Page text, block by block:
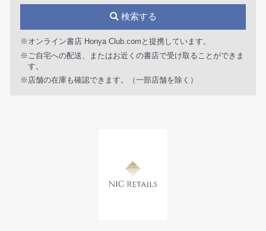
検索する
※オンライン書店 Honya Club.comと提携しています。
※ご自宅への配送、またはお近くの書店で受け取ることができま
す。
※店舗の在庫も確認できます。（一部店舗を除く）